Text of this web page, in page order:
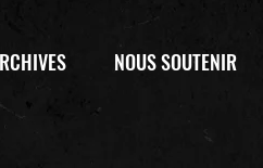
NOUS SOUTENIR